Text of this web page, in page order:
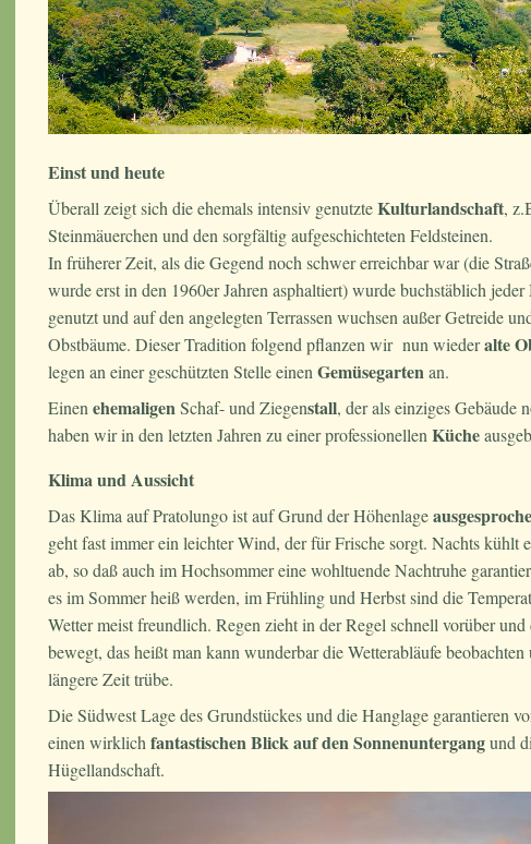
Einst und heute
Überall zeigt sich die ehemals intensiv genutzteKulturlandschaft,
Steinmäuerchen und den sorgfältig aufgeschichteten Feldsteinen.
In früherer Zeit, als die Gegend noch schwer erreichbar war (die
wurde erst in den 1960er Jahren asphaltiert) wurde buchstäblich
genutzt und auf den angelegten Terrassen wuchsen außer Getreide
Obstbäume. Dieser Tradition folgend pflanzen wir nun wiederalte
legen an einer geschützten Stelle einen Gemüsegartenan.
Einen ehemaligenSchaf- und Ziegenstall, der als einziges Gebäude
haben wir in den letzten Jahren zu einer professionellen Küche
Klima und Aussicht
Das Klima auf Pratolungo ist auf Grund der Höhenlage
geht fast immer ein leichter Wind, der für Frische sorgt. Nachts kühlt
ab, so daß auch im Hochsommer eine wohltuende Nachtruhe
es im Sommer heiß werden, im Frühling und Herbst sind die
Wetter meist freundlich. Regen zieht in der Regel schnell vorüber
bewegt, das heißt man kann wunderbar die Wetterabläufe beobachten
längere Zeit trübe.
Die Südwest Lage des Grundstückes und die Hanglage garantieren
einen wirklich fantastischen Blick auf den Sonnenuntergangund
Hügellandschaft.